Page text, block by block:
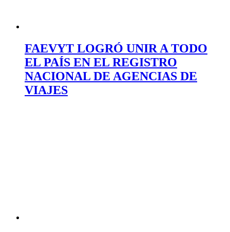
FAEVYT LOGRÓ UNIR A TODO
EL PAÍS EN EL REGISTRO
NACIONAL DE AGENCIAS DE
VIAJES